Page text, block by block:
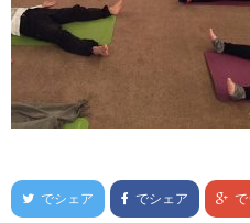
でシェア でシェア で